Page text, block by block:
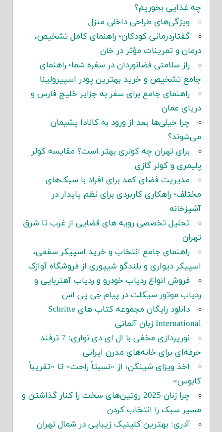
چه غذایی بخوریم؟
ویژگی‌های طراحی داخلی منزل
گفتاردرمانی کودکان؛ راهنمای کامل تشخیص،
درمان و تمرینات مؤثر در خان
راز سلامتی فضانوردان در سفره شما؛ راهنمای
جامع تشخیص و خرید بهترین پودر اسپیرولینا
راهنمای جامع برای سفر به جزایر خلیج فارس و
دریای عمان
چرا خیلی‌ها بعد از ورود به کانادا پشیمان
می‌شوند؟
برای تهران چه کولری بهتر است؟ مقایسه کولر
پلیمری و کولر گازی
مدیریت فضای کمد برای افراد با سبک‌های
مختلف؛ راهکاری کاربردی برای نظم پایدار در
آشپزخانه
تحلیل تخصصی رویه های قضایی از غرب تا شرق
تهران
راهنمای جامع انتخاب و خرید اسپیکر سقفی،
اسپیکر دیواری و بلندگو شیپوری از فروشگاه آوازک
فروش انواع ردیاب خودرو و ردیاب آهنربایی و
ردیاب موتور سیکلت در پیام جی پی اس
دانلود رایگان مجموعه کتاب های Schritte
International زبان آلمانی
نورپردازی مخفی با ال ای دی نواری: 7 ترفند
حرفه‌ای برای خانه‌های مدرن ایرانی
اخذ ویزای شینگن؛ از «نسبتاً راحت» تا «تقریباً
کابوس»
چرا زنان 2025 روتین‌های سخت را کنار گذاشتن و
مسیر سبک را انتخاب کردن
آدری: بهترین کلینیک زیبایی در شمال تهران